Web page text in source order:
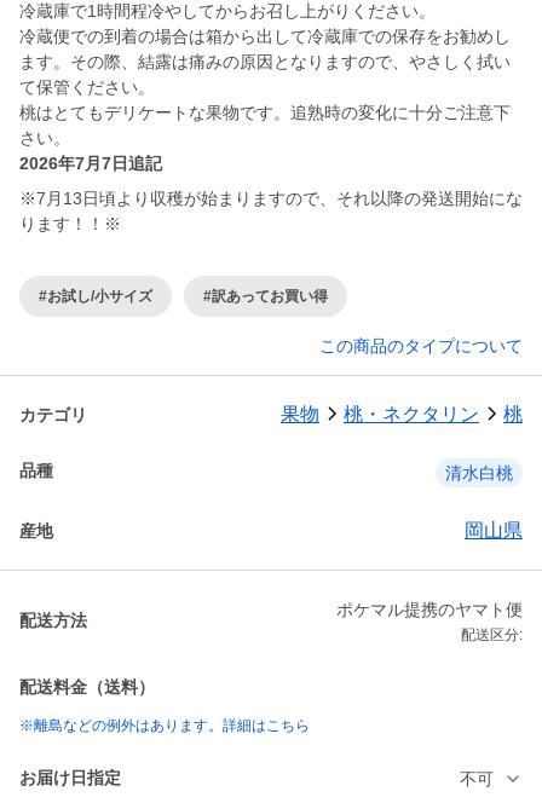
冷蔵庫で1時間程冷やしてからお召し上がりください。
冷蔵便での到着の場合は箱から出して冷蔵庫での保存をお勧めし
ます。その際、結露は痛みの原因となりますので、やさしく拭い
て保管ください。
桃はとてもデリケートな果物です。追熟時の変化に十分ご注意下
さい。
2026年7月7日追記
※7月13日頃より収穫が始まりますので、それ以降の発送開始にな
ります！！※
#お試し/小サイズ #訳あってお買い得
この商品のタイプについて
カテゴリ 果物 桃・ネクタリン 桃
品種 清水白桃
産地 岡山県
配送方法
ポケマル提携のヤマト便
配送区分:
配送料金（送料）
※離島などの例外はあります。詳細はこちら
お届け日指定 不可